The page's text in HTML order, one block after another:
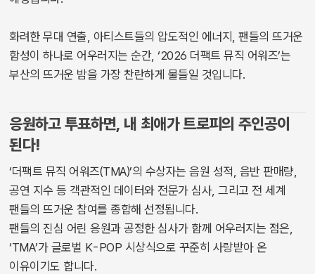
화려한 무대 연출, 아티스트들의 압도적인 에너지, 팬들의 뜨거운
함성이 하나로 어우러지는 순간, ‘2026 더팩트 뮤직 어워즈’는
부산의 뜨거운 밤을 가장 찬란하게 물들일 것입니다.
응원하고 투표하면, 내 최애가 트로피의 주인공이
된다!
‘더팩트 뮤직 어워즈(TMA)’의 수상자는 음원 성적, 음반 판매량,
공연 지수 등 객관적인 데이터와 전문가 심사, 그리고 전 세계
팬들의 뜨거운 참여를 종합해 선정됩니다.
팬들의 진심 어린 응원과 공정한 심사가 함께 어우러지는 점은,
‘TMA’가 글로벌 K-POP 시상식으로 꾸준히 사랑받아 온
이유이기도 합니다.